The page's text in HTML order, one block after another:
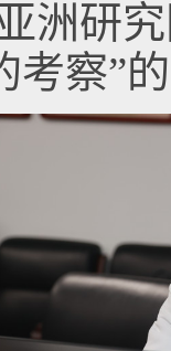
洲研
考察”